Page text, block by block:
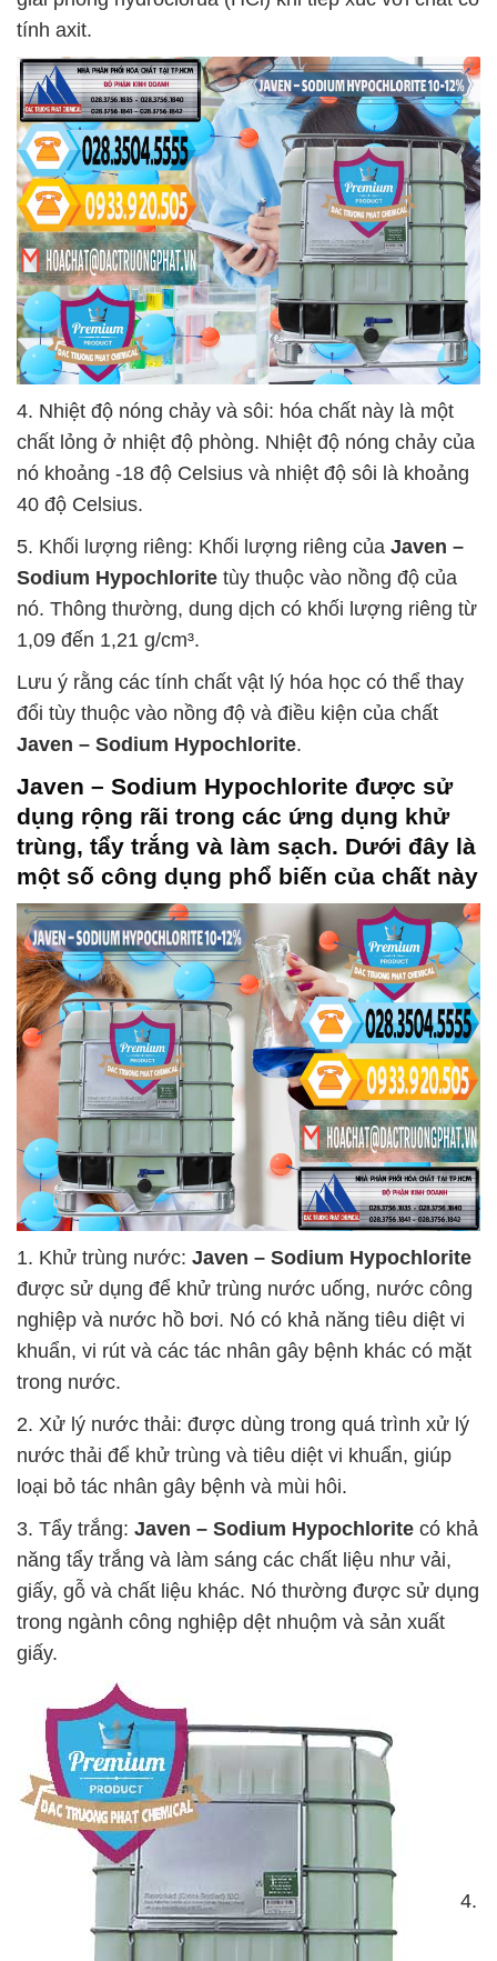
tính axit.
4. Nhiệt độ nóng chảy và sôi: hóa chất này là một
chất lỏng ở nhiệt độ phòng. Nhiệt độ nóng chảy của
nó khoảng -18 độ Celsius và nhiệt độ sôi là khoảng
40 độ Celsius.
5. Khối lượng riêng: Khối lượng riêng của Javen –
Sodium Hypochlorite tùy thuộc vào nồng độ của
nó. Thông thường, dung dịch có khối lượng riêng từ
1,09 đến 1,21 g/cm³.
Lưu ý rằng các tính chất vật lý hóa học có thể thay
đổi tùy thuộc vào nồng độ và điều kiện của chất
Javen – Sodium Hypochlorite.
Javen – Sodium Hypochlorite được sử
dụng rộng rãi trong các ứng dụng khử
trùng, tẩy trắng và làm sạch. Dưới đây là
một số công dụng phổ biến của chất này
1. Khử trùng nước: Javen – Sodium Hypochlorite
được sử dụng để khử trùng nước uống, nước công
nghiệp và nước hồ bơi. Nó có khả năng tiêu diệt vi
khuẩn, vi rút và các tác nhân gây bệnh khác có mặt
trong nước.
2. Xử lý nước thải: được dùng trong quá trình xử lý
nước thải để khử trùng và tiêu diệt vi khuẩn, giúp
loại bỏ tác nhân gây bệnh và mùi hôi.
3. Tẩy trắng: Javen – Sodium Hypochlorite có khả
năng tẩy trắng và làm sáng các chất liệu như vải,
giấy, gỗ và chất liệu khác. Nó thường được sử dụng
trong ngành công nghiệp dệt nhuộm và sản xuất
giấy.
4.